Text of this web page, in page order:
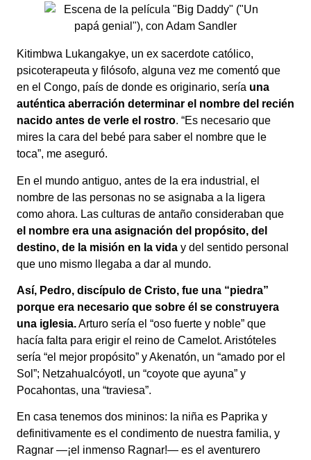
Kitimbwa Lukangakye, un ex sacerdote católico,
psicoterapeuta y filósofo, alguna vez me comentó que
en el Congo, país de donde es originario, sería una
auténtica aberración determinar el nombre del recién
nacido antes de verle el rostro. “Es necesario que
mires la cara del bebé para saber el nombre que le
toca”, me aseguró.
En el mundo antiguo, antes de la era industrial, el
nombre de las personas no se asignaba a la ligera
como ahora. Las culturas de antaño consideraban que
el nombre era una asignación del propósito, del
destino, de la misión en la vida y del sentido personal
que uno mismo llegaba a dar al mundo.
Así, Pedro, discípulo de Cristo, fue una “piedra”
porque era necesario que sobre él se construyera
una iglesia.Arturo sería el “oso fuerte y noble” que
hacía falta para erigir el reino de Camelot. Aristóteles
sería “el mejor propósito” y Akenatón, un “amado por el
Sol”; Netzahualcóyotl, un “coyote que ayuna” y
Pocahontas, una “traviesa”.
En casa tenemos dos mininos: la niña es Paprika y
definitivamente es el condimento de nuestra familia, y
Ragnar —¡el inmenso Ragnar!— es el aventurero